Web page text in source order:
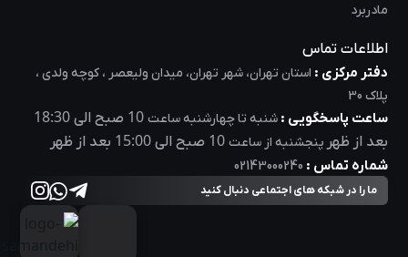
مادربرد
اطلاعات تماس
دفتر مرکزی : استان تهران، شهر تهران، میدان ولیعصر ، کوچه ولدی ،
پلاک 30
ساعت پاسخگویی : شنبه تا چهارشنبه ساعت 10 صبح الی18:30
بعد از ظهر پنجشنبه از ساعت 10 صبح الی15:00 بعد از ظهر
شماره تماس : 02143000240
ما را در شبکه های اجتماعی دنبال کنید